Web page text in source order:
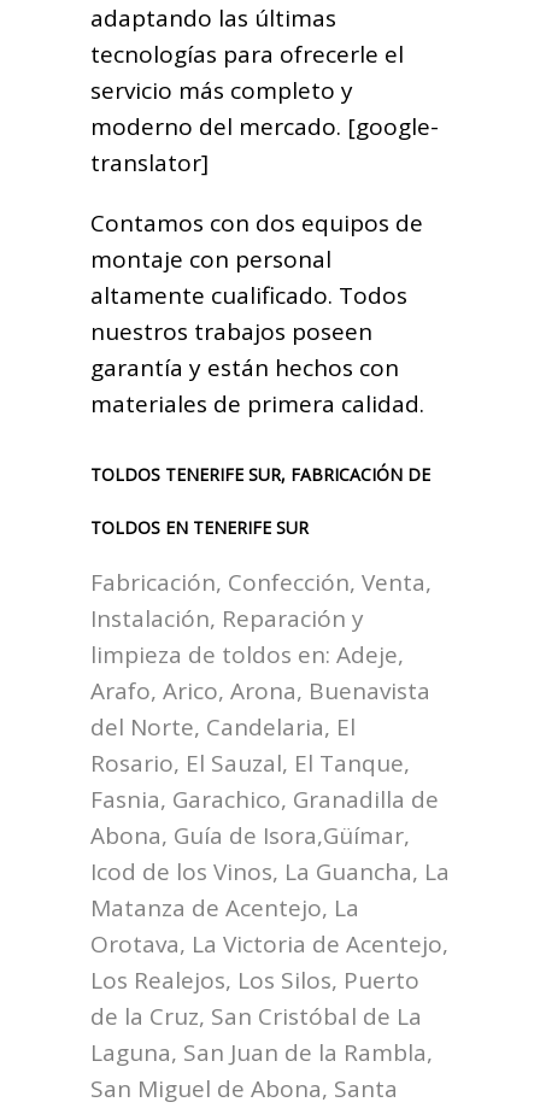
adaptando las últimas
tecnologías para ofrecerle el
servicio más completo y
moderno del mercado. [google-
translator]
Contamos con dos equipos de
montaje con personal
altamente cualificado. Todos
nuestros trabajos poseen
garantía y están hechos con
materiales de primera calidad.
TOLDOS TENERIFE SUR, FABRICACIÓN DE
TOLDOS EN TENERIFE SUR
Fabricación, Confección, Venta,
Instalación, Reparación y
limpieza de toldos en: Adeje,
Arafo, Arico, Arona, Buenavista
del Norte, Candelaria, El
Rosario, El Sauzal, El Tanque,
Fasnia, Garachico, Granadilla de
Abona, Guía de Isora,Güímar,
Icod de los Vinos, La Guancha, La
Matanza de Acentejo, La
Orotava, La Victoria de Acentejo,
Los Realejos, Los Silos, Puerto
de la Cruz, San Cristóbal de La
Laguna, San Juan de la Rambla,
San Miguel de Abona, Santa